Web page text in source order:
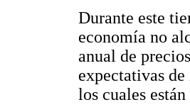
Durante este
economía no
anual de
expectativas
los cuales